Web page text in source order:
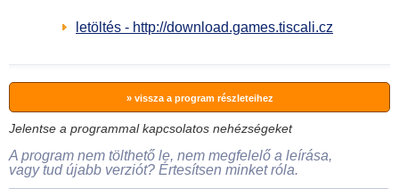
letöltés - http://download.games.tiscali.cz
» vissza a program részleteihez
Jelentse a programmal kapcsolatos nehézségeket
A program nem tölthető le, nem megfelelő a leírása,
vagy tud újabb verziót? Értesítsen minket róla.